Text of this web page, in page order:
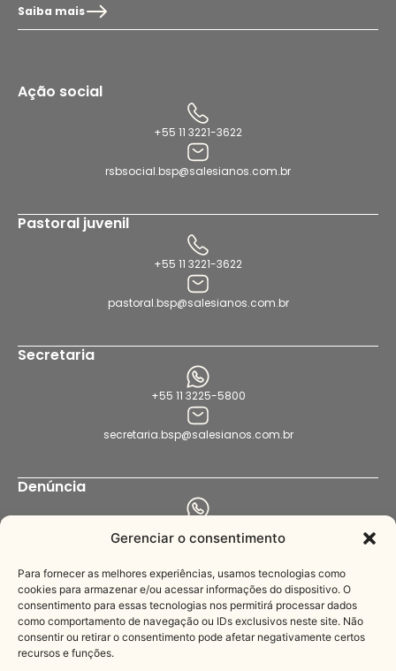
Gerenciar o consentimento
Para fornecer as melhores experiências, usamos tecnologias como
cookies para armazenar e/ou acessar informações do dispositivo. O
consentimento para essas tecnologias nos permitirá processar dados
como comportamento de navegação ou IDs exclusivos neste site. Não
consentir ou retirar o consentimento pode afetar negativamente certos
recursos e funções.
Saiba mais
Ação social
+55 11 3221-3622
rsbsocial.bsp@salesianos.com.br
Pastoral juvenil
+55 11 3221-3622
pastoral.bsp@salesianos.com.br
Secretaria
+55 11 3225-5800
secretaria.bsp@salesianos.com.br
Denúncia
denuncia.bsp@salesianos.com.br
Imprensa